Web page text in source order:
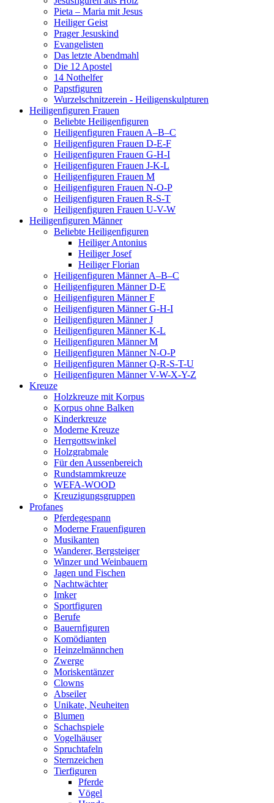
Pieta – Maria mit Jesus
Heiliger Geist
Prager Jesuskind
Evangelisten
Das letzte Abendmahl
Die 12 Apostel
14 Nothelfer
Papstfiguren
Wurzelschnitzerein - Heiligenskulpturen
Heiligenfiguren Frauen
Beliebte Heiligenfiguren
Heiligenfiguren Frauen A–B–C
Heiligenfiguren Frauen D-E-F
Heiligenfiguren Frauen G-H-I
Heiligenfiguren Frauen J-K-L
Heiligenfiguren Frauen M
Heiligenfiguren Frauen N-O-P
Heiligenfiguren Frauen R-S-T
Heiligenfiguren Frauen U-V-W
Heiligenfiguren Männer
Beliebte Heiligenfiguren
Heiliger Antonius
Heiliger Josef
Heiliger Florian
Heiligenfiguren Männer A–B–C
Heiligenfiguren Männer D-E
Heiligenfiguren Männer F
Heiligenfiguren Männer G-H-I
Heiligenfiguren Männer J
Heiligenfiguren Männer K-L
Heiligenfiguren Männer M
Heiligenfiguren Männer N-O-P
Heiligenfiguren Männer Q-R-S-T-U
Heiligenfiguren Männer V-W-X-Y-Z
Kreuze
Holzkreuze mit Korpus
Korpus ohne Balken
Kinderkreuze
Moderne Kreuze
Herrgottswinkel
Holzgrabmale
Für den Aussenbereich
Rundstammkreuze
WEFA-WOOD
Kreuzigungsgruppen
Profanes
Pferdegespann
Moderne Frauenfiguren
Musikanten
Wanderer, Bergsteiger
Winzer und Weinbauern
Jagen und Fischen
Nachtwächter
Imker
Sportfiguren
Berufe
Bauernfiguren
Komödianten
Heinzelmännchen
Zwerge
Moriskentänzer
Clowns
Abseiler
Unikate, Neuheiten
Blumen
Schachspiele
Vogelhäuser
Spruchtafeln
Sternzeichen
Tierfiguren
Pferde
Vögel